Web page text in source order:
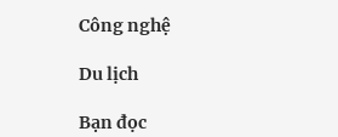
Công nghệ
Du lịch
Bạn đọc